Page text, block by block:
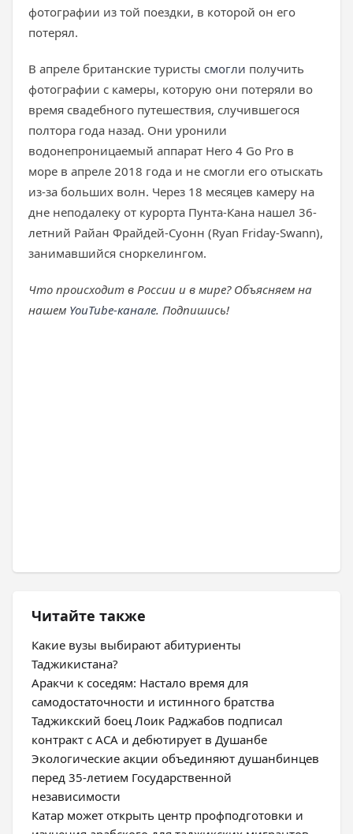
фотографии из той поездки, в которой он его
потерял.
В апреле британские туристы смогли получить
фотографии с камеры, которую они потеряли во
время свадебного путешествия, случившегося
полтора года назад. Они уронили
водонепроницаемый аппарат Hero 4 Go Pro в
море в апреле 2018 года и не смогли его отыскать
из-за больших волн. Через 18 месяцев камеру на
дне неподалеку от курорта Пунта-Кана нашел 36-
летний Райан Фрайдей-Суонн (Ryan Friday-Swann),
занимавшийся сноркелингом.
Что происходит в России и в мире? Объясняем на
нашем YouTube-канале. Подпишись!
Читайте также
Какие вузы выбирают абитуриенты
Таджикистана?
Аракчи к соседям: Настало время для
самодостаточности и истинного братства
Таджикский боец Лоик Раджабов подписал
контракт с ACA и дебютирует в Душанбе
Экологические акции объединяют душанбинцев
перед 35-летием Государственной
независимости
Катар может открыть центр профподготовки и